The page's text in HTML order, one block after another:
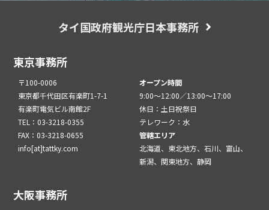
タイ国政府観光庁日本事務所
東京事務所
〒100-0006
東京都千代田区有楽町1-7-1
有楽町電気ビル南館2F
TEL：03-3218-0355
FAX：03-3218-0655
info[at]tattky.com
オープン時間
9:00～12:00／13:00～17:00
休日：土日祝祭日
テレワーク：水
管轄エリア
北海道、東北地方、石川、富山、
新潟、関東地方、静岡
大阪事務所